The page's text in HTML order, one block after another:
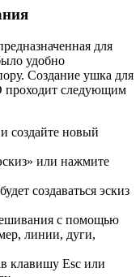
для
удобно
Создание ушка для
проходит следующим
создайте новый
или нажмите
создаваться эскиз
с помощью
линии, дуги,
клавишу Esc или